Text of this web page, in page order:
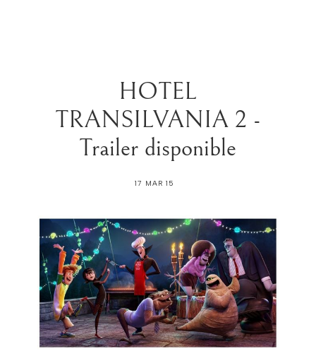
HOTEL
TRANSILVANIA 2 -
Trailer disponible
17 MAR 15